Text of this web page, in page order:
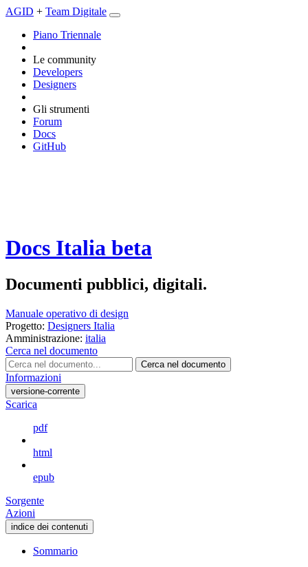
AGID + Team Digitale
Piano Triennale
Le community
Developers
Designers
Gli strumenti
Forum
Docs
GitHub
Docs Italia beta
Documenti pubblici, digitali.
Manuale operativo di design
Progetto: Designers Italia
Amministrazione: italia
Cerca nel documento
Cerca nel documento
Informazioni
versione-corrente
Scarica
pdf
html
epub
Sorgente
Azioni
indice dei contenuti
Sommario